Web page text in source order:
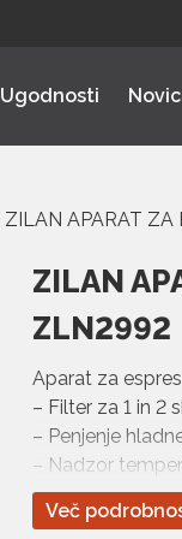
Ugodnosti
ZILAN APARAT ZA
ZILAN
ZLN2992
Aparat za
– Filter za 1 in 2
– Penjenje
– Nadzor
– Segrevanje
– Prostornina –
Več